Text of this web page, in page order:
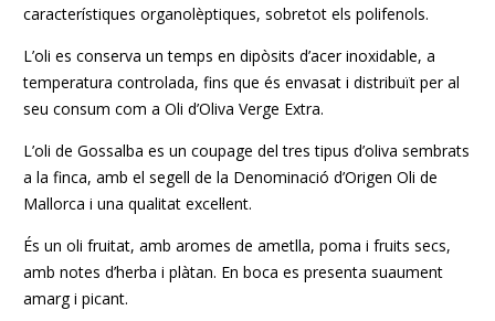
característiques organolèptiques, sobretot els polifenols.
L’oli es conserva un temps en dipòsits d’acer inoxidable, a
temperatura controlada, fins que és envasat i distribuït per al
seu consum com a Oli d’Oliva Verge Extra.
L’oli de Gossalba es un coupage del tres tipus d’oliva sembrats
a la finca, amb el segell de la Denominació d’Origen Oli de
Mallorca i una qualitat excel·lent.
És un oli fruitat, amb aromes de ametlla, poma i fruits secs,
amb notes d’herba i plàtan. En boca es presenta suaument
amarg i picant.